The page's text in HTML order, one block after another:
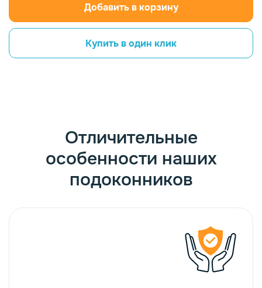
Добавить в корзину
Купить в один клик
Отличительные
особенности наших
подоконников